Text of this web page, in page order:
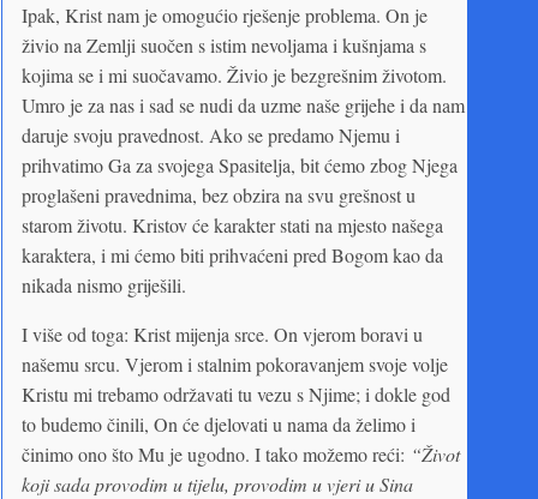
Ipak, Krist nam je omogućio rješenje problema. On je
živio na Zemlji suočen s istim nevoljama i kušnjama s
kojima se i mi suočavamo. Živio je bezgrešnim životom.
Umro je za nas i sad se nudi da uzme naše grijehe i da nam
daruje svoju pravednost. Ako se predamo Njemu i
prihvatimo Ga za svojega Spasitelja, bit ćemo zbog Njega
proglašeni pravednima, bez obzira na svu grešnost u
starom životu. Kristov će karakter stati na mjesto našega
karaktera, i mi ćemo biti prihvaćeni pred Bogom kao da
nikada nismo griješili.
I više od toga: Krist mijenja srce. On vjerom boravi u
našemu srcu. Vjerom i stalnim pokoravanjem svoje volje
Kristu mi trebamo održavati tu vezu s Njime; i dokle god
to budemo činili, On će djelovati u nama da želimo i
činimo ono što Mu je ugodno. I tako možemo reći: “Život
koji sada provodim u tijelu, provodim u vjeri u Sina